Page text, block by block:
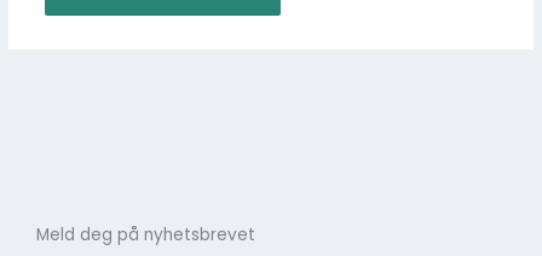
Meld deg på nyhetsbrevet